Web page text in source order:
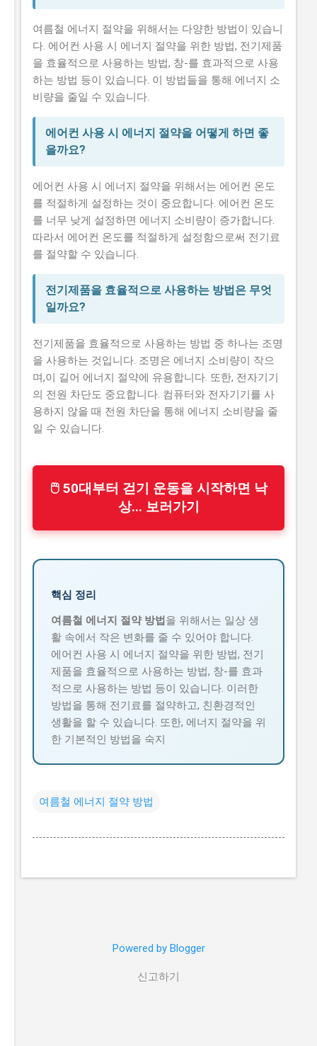
여름철 에너지 절약을 위해서는 다양한 방법이 있습니
다. 에어컨 사용 시 에너지 절약을 위한 방법, 전기제품
을 효율적으로 사용하는 방법, 창-를 효과적으로 사용
하는 방법 등이 있습니다. 이 방법들을 통해 에너지 소
비량을 줄일 수 있습니다.
에어컨 사용 시 에너지 절약을 어떻게 하면 좋
을까요?
에어컨 사용 시 에너지 절약을 위해서는 에어컨 온도
를 적절하게 설정하는 것이 중요합니다. 에어컨 온도
를 너무 낮게 설정하면 에너지 소비량이 증가합니다.
따라서 에어컨 온도를 적절하게 설정함으로써 전기료
를 절약할 수 있습니다.
전기제품을 효율적으로 사용하는 방법은 무엇
일까요?
전기제품을 효율적으로 사용하는 방법 중 하나는 조명
을 사용하는 것입니다. 조명은 에너지 소비량이 작으
며,이 길어 에너지 절약에 유용합니다. 또한, 전자기기
의 전원 차단도 중요합니다. 컴퓨터와 전자기기를 사
용하지 않을 때 전원 차단을 통해 에너지 소비량을 줄
일 수 있습니다.
🖱 50대부터 걷기 운동을 시작하면 낙
상... 보러가기
핵심 정리
여름철 에너지 절약 방법 을 위해서는 일상 생
활 속에서 작은 변화를 줄 수 있어야 합니다.
에어컨 사용 시 에너지 절약을 위한 방법, 전기
제품을 효율적으로 사용하는 방법, 창-를 효과
적으로 사용하는 방법 등이 있습니다. 이러한
방법을 통해 전기료를 절약하고, 친환경적인
생활을 할 수 있습니다. 또한, 에너지 절약을 위
한 기본적인 방법을 숙지
여름철 에너지 절약 방법
Powered by Blogger
신고하기